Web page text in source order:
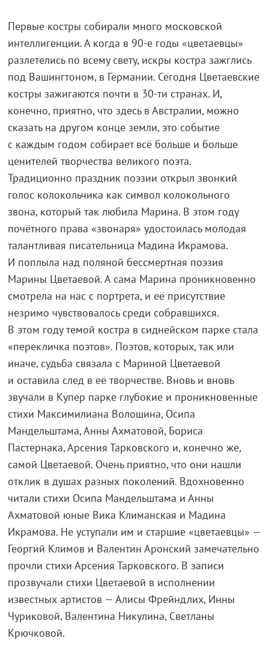
Первые костры собирали много московской
интеллигенции. А когда в 90-егоды «цветаевцы»
разлетелись по всему свету, искры костра зажглись
под Вашингтоном, в Германии. Сегодня Цветаевские
костры зажигаются почти в 30-ти странах. И,
конечно, приятно, что здесь в Австралии, можно
сказать на другом конце земли, это событие
с каждым годом собирает всё больше и больше
ценителей творчества великого поэта.
Традиционно праздник поэзии открыл звонкий
голос колокольчика как символ колокольного
звона, который так любила Марина. В этом году
почётного права «звонаря» удостоилась молодая
талантливая писательница Мадина Икрамова.
И поплыла над поляной бессмертная поэзия
Марины Цветаевой. А сама Марина проникновенно
смотрела на нас с портрета, и её присутствие
незримо чувствовалось среди собравшихся.
В этом году темой костра в сиднейском парке стала
«перекличка поэтов». Поэтов, которых, так или
иначе, судьба связала с Мариной Цветаевой
и оставила след в её творчестве. Вновь и вновь
звучали в Купер парке глубокие и проникновенные
стихи Максимилиана Волошина, Осипа
Мандельштама, Анны Ахматовой, Бориса
Пастернака, Арсения Тарковского и, конечно же,
самой Цветаевой. Очень приятно, что они нашли
отклик в душах разных поколений. Вдохновенно
читали стихи Осипа Мандельштама и Анны
Ахматовой юные Вика Климанская и Мадина
Икрамова. Не уступали им и старшие «цветаевцы» —
Георгий Климов и Валентин Аронский замечательно
прочли стихи Арсения Тарковского. В записи
прозвучали стихи Цветаевой в исполнении
известных артистов — Алисы Фрейндлих, Инны
Чуриковой, Валентина Никулина, Светланы
Крючковой.